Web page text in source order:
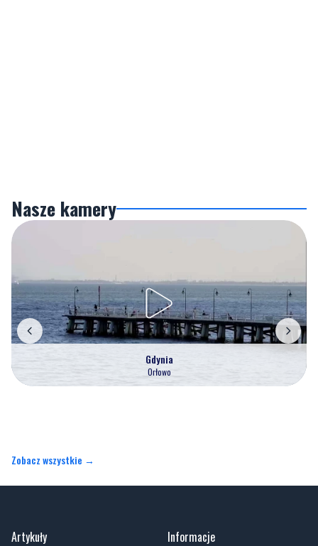
Nasze kamery
Gdynia
Orłowo
Zobacz wszystkie →
Artykuły Informacje